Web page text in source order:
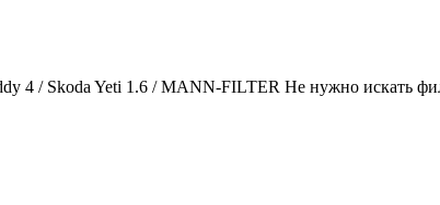
4 / Skoda Yeti 1.6 / MANN-FILTER Не нужно искать